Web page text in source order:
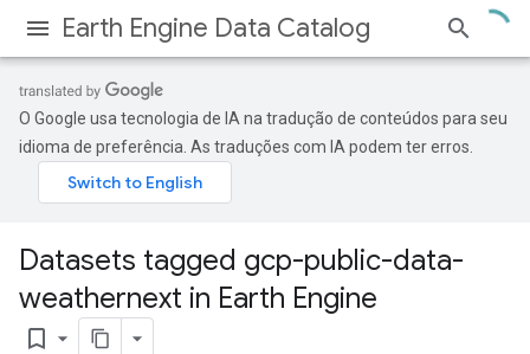
Earth Engine Data Catalog
O Google usa tecnologia de IA na tradução de conteúdos para seu
idioma de preferência. As traduções com IA podem ter erros.
Datasets tagged gcp-public-data-
weathernext in Earth Engine
bookmark_border